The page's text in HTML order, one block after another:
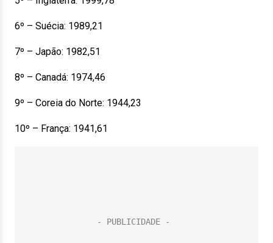
6º – Suécia: 1989,21
7º – Japão: 1982,51
8º – Canadá: 1974,46
9º – Coreia do Norte: 1944,23
10º – França: 1941,61